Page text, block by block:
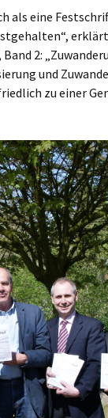
als eine
2:
und
zu einer